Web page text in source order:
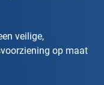
veilige,
op maat